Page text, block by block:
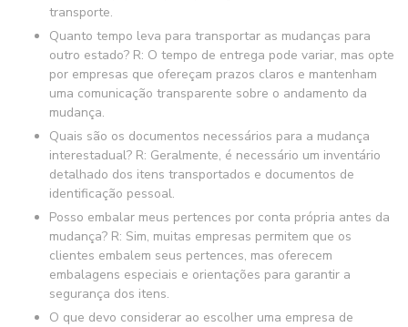
transporte.
Quanto tempo leva para transportar as mudanças para
outro estado? R: O tempo de entrega pode variar, mas opte
por empresas que ofereçam prazos claros e mantenham
uma comunicação transparente sobre o andamento da
mudança.
Quais são os documentos necessários para a mudança
interestadual? R: Geralmente, é necessário um inventário
detalhado dos itens transportados e documentos de
identificação pessoal.
Posso embalar meus pertences por conta própria antes da
mudança? R: Sim, muitas empresas permitem que os
clientes embalem seus pertences, mas oferecem
embalagens especiais e orientações para garantir a
segurança dos itens.
O que devo considerar ao escolher uma empresa de